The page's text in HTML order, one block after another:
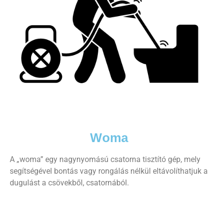
Woma
A „woma” egy nagynyomású csatorna tisztító gép, mely
segítségével bontás vagy rongálás nélkül eltávolíthatjuk a
dugulást a csövekből, csatornából.